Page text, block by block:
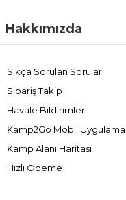
Hakkımızda
Sıkça Sorulan Sorular
Sipariş Takip
Havale Bildirimleri
Kamp2Go Mobil Uygulama
Kamp Alanı Haritası
Hızlı Ödeme